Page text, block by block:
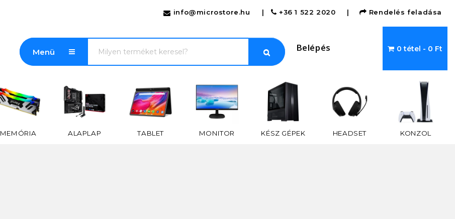
info@microstore.hu | +36 1 522 2020 | Rendelés feladása
Menü Belépés 0 tétel - 0 Ft
MEMÓRIA ALAPLAP TABLET MONITOR KÉSZ GÉPEK HEADSET KONZOL